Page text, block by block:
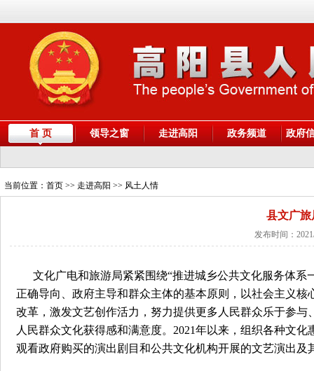
首 页 领导之窗 走进高阳 政务频道 政府
当前位置： 首页 >> 走进高阳 >> 风土人情
县文广旅
发布时间：
文化广电和旅游局紧紧围绕“推进城乡公共文化服务体系
正确导向、政府主导和群众主体的基本原则，以社会主义
改革，激发文艺创作活力，努力提供更多人民群众乐于参
人民群众文化获得感和满意度。2021年以来，组织各种文
观看政府购买的演出剧目和公共文化机构开展的文艺演出及